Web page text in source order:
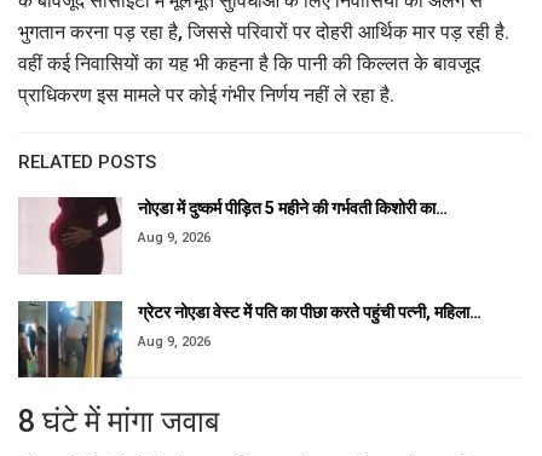
भुगतान करना पड़ रहा है, जिससे परिवारों पर दोहरी आर्थिक मार पड़ रही है.
वहीं कई निवासियों का यह भी कहना है कि पानी की किल्लत के बावजूद
प्राधिकरण इस मामले पर कोई गंभीर निर्णय नहीं ले रहा है.
RELATED POSTS
नोएडा में दुष्कर्म पीड़ित 5 महीने की गर्भवती किशोरी का…
Aug 9, 2026
ग्रेटर नोएडा वेस्ट में पति का पीछा करते पहुंची पत्नी, महिला…
Aug 9, 2026
8 घंटे में मांगा जवाब